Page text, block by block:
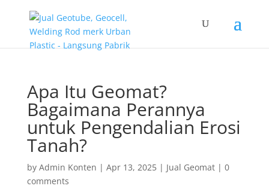
Apa Itu Geomat?
Bagaimana Perannya
untuk Pengendalian Erosi
Tanah?
by Admin Konten | Apr 13, 2025| Jual Geomat| 0
comments